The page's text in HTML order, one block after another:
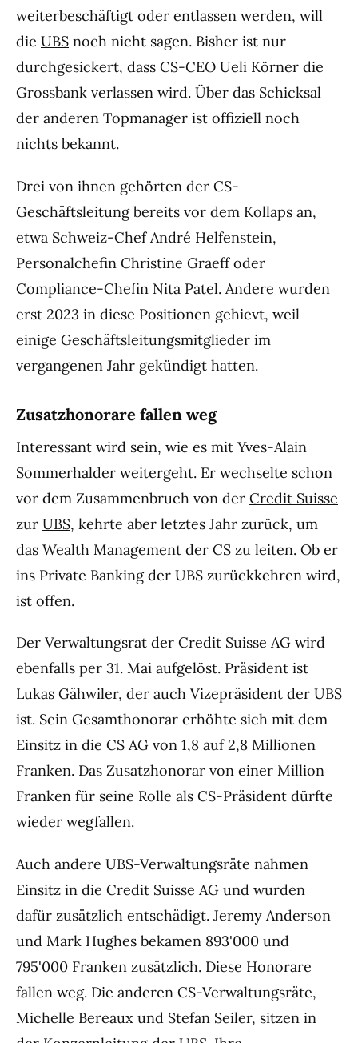
weiterbeschäftigt oder entlassen werden, will
die UBS noch nicht sagen. Bisher ist nur
durchgesickert, dass CS-CEO Ueli Körner die
Grossbank verlassen wird. Über das Schicksal
der anderen Topmanager ist offiziell noch
nichts bekannt.
Drei von ihnen gehörten der CS-
Geschäftsleitung bereits vor dem Kollaps an,
etwa Schweiz-Chef André Helfenstein,
Personalchefin Christine Graeff oder
Compliance-Chefin Nita Patel. Andere wurden
erst 2023 in diese Positionen gehievt, weil
einige Geschäftsleitungsmitglieder im
vergangenen Jahr gekündigt hatten.
Zusatzhonorare fallen weg
Interessant wird sein, wie es mit Yves-Alain
Sommerhalder weitergeht. Er wechselte schon
vor dem Zusammenbruch von der Credit Suisse
zur UBS, kehrte aber letztes Jahr zurück, um
das Wealth Management der CS zu leiten. Ob er
ins Private Banking der UBS zurückkehren wird,
ist offen.
Der Verwaltungsrat der Credit Suisse AG wird
ebenfalls per 31. Mai aufgelöst. Präsident ist
Lukas Gähwiler, der auch Vizepräsident der UBS
ist. Sein Gesamthonorar erhöhte sich mit dem
Einsitz in die CS AG von 1,8 auf 2,8 Millionen
Franken. Das Zusatzhonorar von einer Million
Franken für seine Rolle als CS-Präsident dürfte
wieder wegfallen.
Auch andere UBS-Verwaltungsräte nahmen
Einsitz in die Credit Suisse AG und wurden
dafür zusätzlich entschädigt. Jeremy Anderson
und Mark Hughes bekamen 893'000 und
795'000 Franken zusätzlich. Diese Honorare
fallen weg. Die anderen CS-Verwaltungsräte,
Michelle Bereaux und Stefan Seiler, sitzen in